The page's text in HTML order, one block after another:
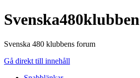
Svenska480klubben
Svenska 480 klubbens forum
Gå direkt till innehåll